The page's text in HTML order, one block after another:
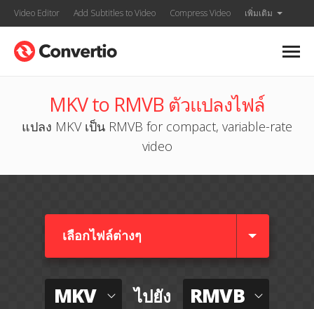
Video Editor Add Subtitles to Video Compress Video เพิ่มเติม
MKV to RMVB ตัวแปลงไฟล์
แปลง MKV เป็น RMVB for compact, variable-rate
video
เลือกไฟล์ต่างๆ​
MKV ไปยัง RMVB